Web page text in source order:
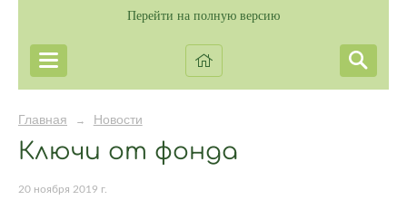
Перейти на полную версию
Главная → Новости
Ключи от фонда
20 ноября 2019 г.